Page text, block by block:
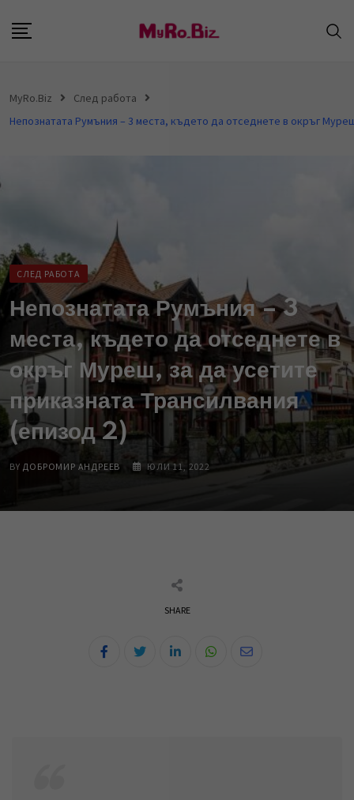
n
n
t
MyRo.Biz След работа
СЛЕД РАБОТА
Непознатата Румъния – 3
места, където да отседнете в
окръг Муреш, за да усетите
приказната Трансилвания
(епизод 2)
BY ДОБРОМИР АНДРЕЕВ ЮЛИ 11, 2022
SHARE
W